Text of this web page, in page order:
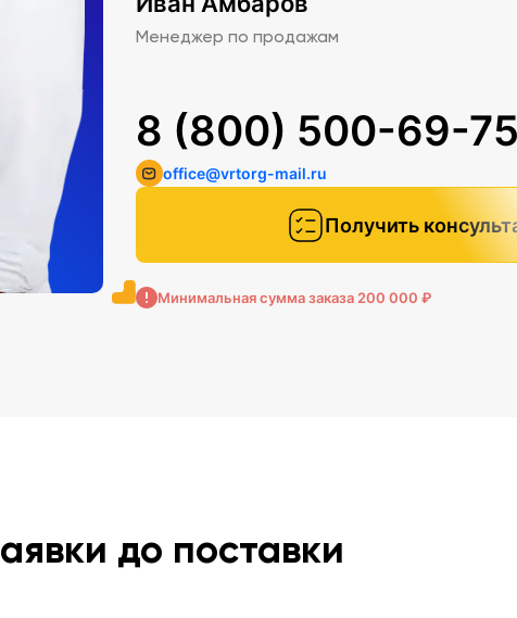
Менеджер по продажам
Получить
8 (800) 500-69-75
office@vrtorg-mail.ru
Минимальная сумма заказа 200 000 ₽
до поставки